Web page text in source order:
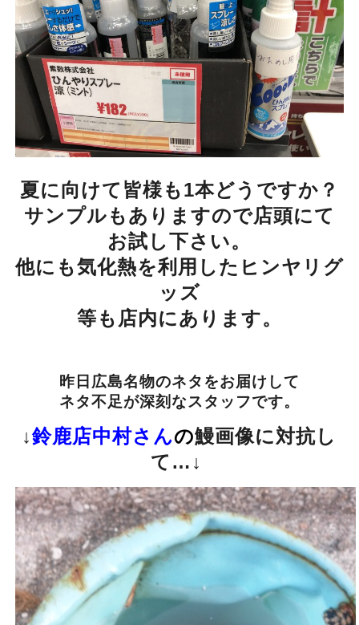
夏に向けて皆様も1本どうですか？
サンプルもありますので店頭にて
お試し下さい。
他にも気化熱を利用したヒンヤリグ
ッズ
等も店内にあります。
昨日広島名物のネタをお届けして
ネタ不足が深刻なスタッフです。
↓鈴鹿店中村さんの鰻画像に対抗し
て…↓